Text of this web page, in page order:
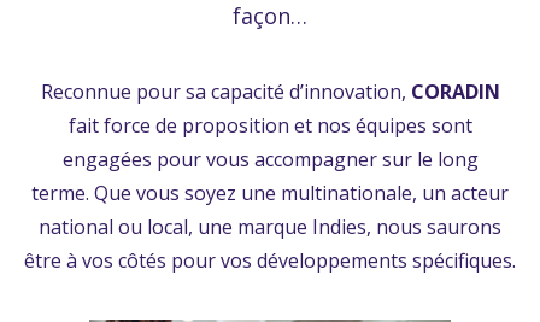
façon…
Reconnue pour sa capacité d’innovation, CORADIN
fait force de proposition et nos équipes sont
engagées pour vous accompagner sur le long
terme. Que vous soyez une multinationale, un acteur
national ou local, une marque Indies, nous saurons
être à vos côtés pour vos développements spécifiques.